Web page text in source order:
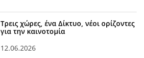
Τρεις χώρες, ένα Δίκτυο, νέοι ορίζοντες
για την καινοτομία
12.06.2026